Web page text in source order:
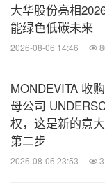
[4]Beko 的埃及
工厂总面积
照零浪费原则
50%。在投产的
约 200 种产品，
[5]Singer
大华股份亮相
能绿色低碳未来
2026-08-06 14:46
MONDEVITA 收
母公司
权，这是新的意
第二步
2026-08-06 23:53